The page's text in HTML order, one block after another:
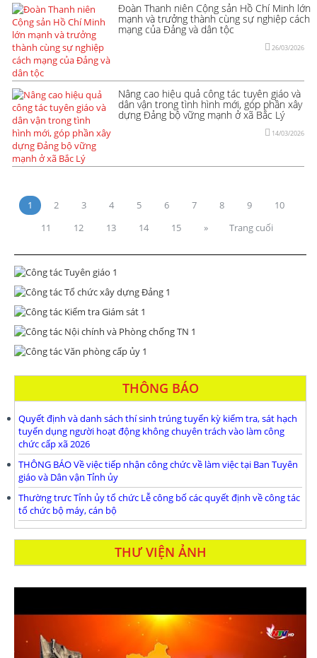
Đoàn Thanh niên Cộng sản Hồ Chí Minh lớn
mạnh và trưởng thành cùng sự nghiệp cách
mạng của Đảng và dân tộc
26/03/2026
Nâng cao hiệu quả công tác tuyên giáo và
dân vận trong tình hình mới, góp phần xây
dựng Đảng bộ vững mạnh ở xã Bắc Lý
14/03/2026
1 2 3 4 5 6 7 8 9
10
11
12 13 14 15 » Trang cuối
THÔNG BÁO
Quyết định và danh sách thí sinh trúng tuyển kỳ kiểm tra, sát hạch
tuyển dụng người hoạt động không chuyên trách vào làm công
chức cấp xã 2026
THÔNG BÁO Về việc tiếp nhận công chức về làm việc tại Ban Tuyên
giáo và Dân vận Tỉnh ủy
Thường trưc Tỉnh ủy tổ chức Lễ công bố các quyết định về công tác
tổ chức bộ máy, cán bộ
THƯ VIỆN ẢNH